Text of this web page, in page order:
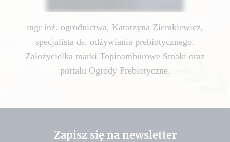
mgr inż. ogrodnictwa, Katarzyna Ziemkiewicz,
specjalista ds. odżywiania prebiotycznego.
Założycielka marki Topinamburowe Smaki oraz
portalu Ogrody Prebiotyczne.
Zapisz się na newsletter